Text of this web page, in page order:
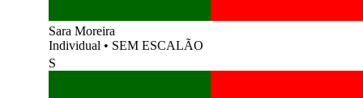
Sara Moreira
Individual • SEM ESCALÃO
S